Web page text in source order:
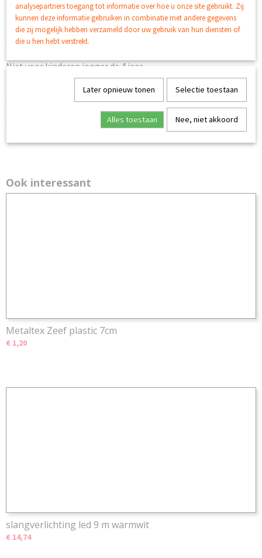
Deze olieen verspreiden een natuurlijke milde geur.
Waarschuwing .Niet voor inwendig gebruik .
Niet voor kinderen jonger da 4 jaar.
Ook interessant
Metaltex Zeef plastic 7cm
€ 1,20
slangverlichting led 9 m warmwit
€ 14,74
analysepartners toegang tot informatie over hoe u onze site gebruikt. Zij
kunnen deze informatie gebruiken in combinatie met andere gegevens
die zij mogelijk hebben verzameld door uw gebruik van hun diensten of
die u hen hebt verstrekt.
Later opnieuw tonen Selectie toestaan
Alles toestaan Nee, niet akkoord